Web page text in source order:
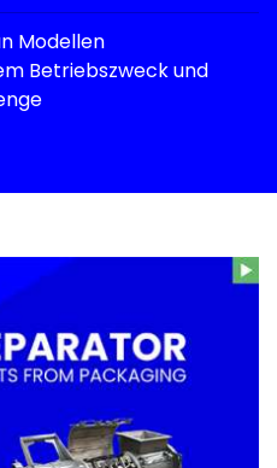
Modellen
Betriebszweck und